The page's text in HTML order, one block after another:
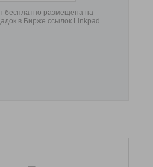
бесплатно размещена на
в Бирже ссылок Linkpad